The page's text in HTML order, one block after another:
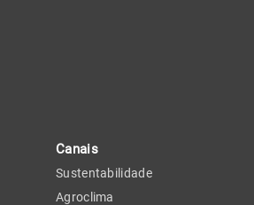
Canais
Sustentabilidade
Agroclima